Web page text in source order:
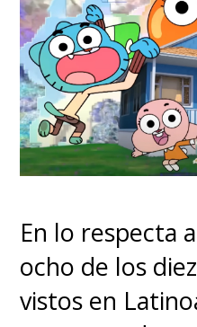
En lo respecta
ocho de los
vistos en